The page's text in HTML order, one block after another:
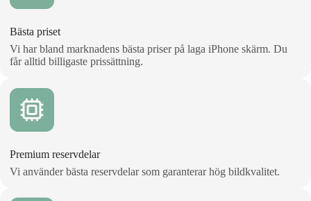
Bästa priset
Vi har bland marknadens bästa priser på laga iPhone skärm. Du
får alltid billigaste prissättning.
Premium reservdelar
Vi använder bästa reservdelar som garanterar hög bildkvalitet.